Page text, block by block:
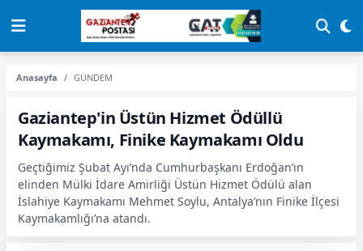
Anasayfa GÜNDEM
Gaziantep'in Üstün Hizmet Ödüllü
Kaymakamı, Finike Kaymakamı Oldu
Geçtiğimiz Şubat Ayı’nda Cumhurbaşkanı Erdoğan’ın
elinden Mülki İdare Amirliği Üstün Hizmet Ödülü alan
İslahiye Kaymakamı Mehmet Soylu, Antalya’nın Finike İlçesi
Kaymakamlığı’na atandı.